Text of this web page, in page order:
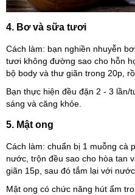
4. Bơ và sữa tươi
Cách làm: bạn nghiền nhuyễn
tươi không đường sao cho hỗn
bộ body và thư giãn trong 20p,
Bạn thực hiện đều đặn 2 - 3
sáng và căng khỏe.
5. Mật ong
Cách làm: chuẩn bị 1 muỗng cà
nước, trộn đều sao cho hòa tan
giãn 15p, sau đó tắm lại với nước
Mật ong có chức năng hút ẩm